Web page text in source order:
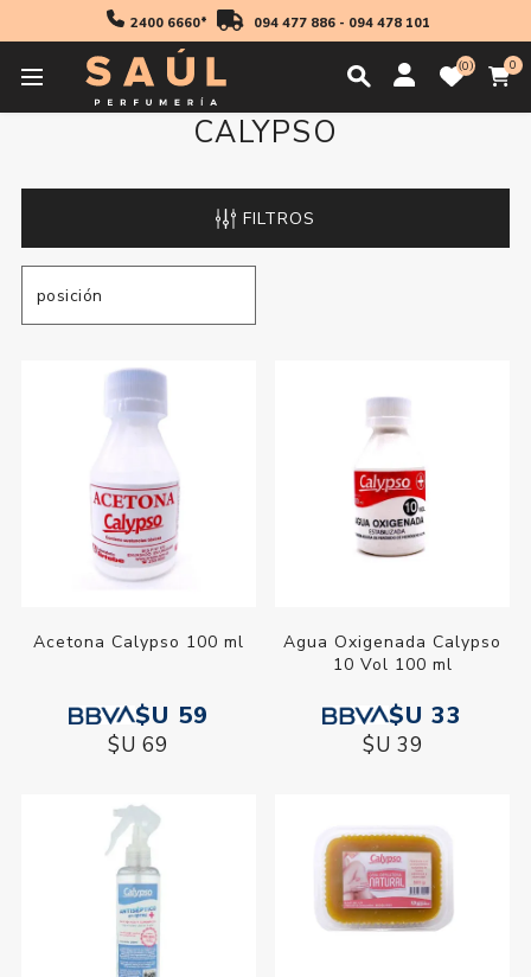
2400 6660* 094 477 886- 094 478 101
0 0
CALYPSO
FILTROS
Acetona Calypso 100 ml
$U 59
$U 69
Agua Oxigenada Calypso
10 Vol 100 ml
$U 33
$U 39